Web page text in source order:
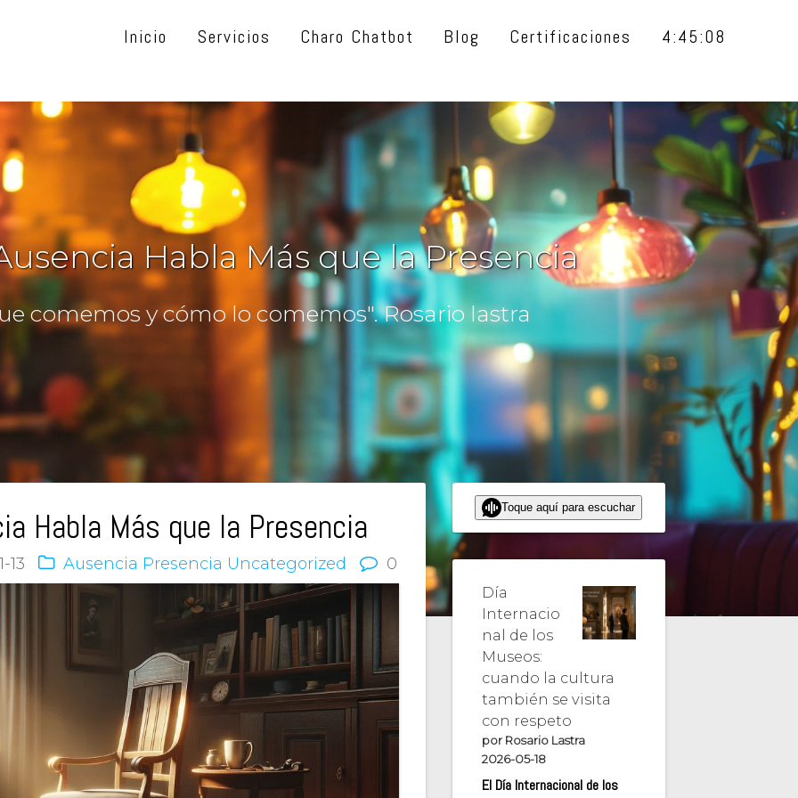
Inicio Servicios Charo Chatbot Blog Certificaciones 4:45:09
Habla Más que la Presencia
comemos y cómo lo comemos". Rosario lastra
Habla Más que la Presencia
13 Ausencia Presencia Uncategorized 0
Toque aquí para escuchar
Día
Internacio
nal de los
Museos:
cuando la cultura
también se visita
con respeto
por Rosario Lastra
2026-05-18
El Día Internacional de los